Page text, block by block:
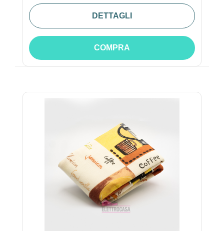
DETTAGLI
COMPRA